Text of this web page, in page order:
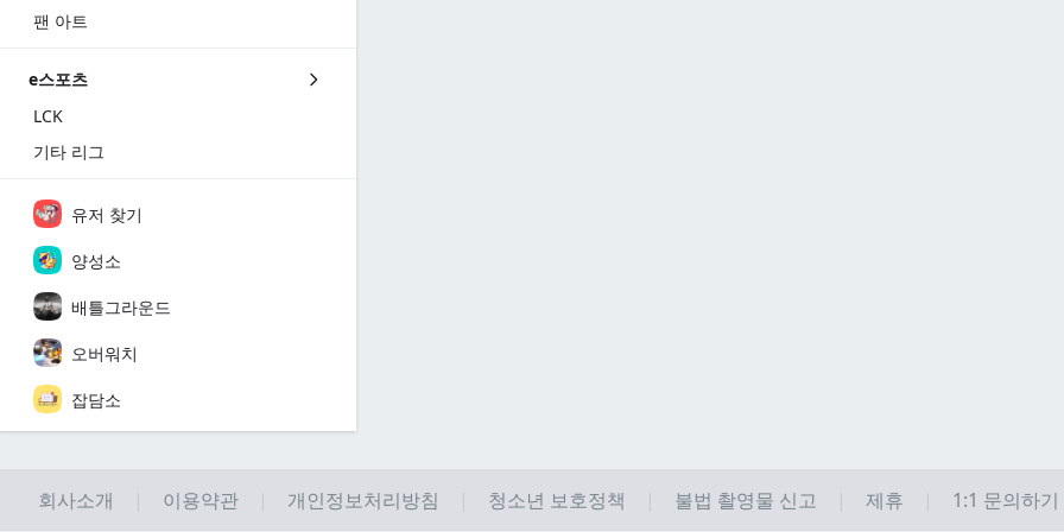
팬 아트
e스포츠
LCK
기타 리그
유저 찾기
양성소
배틀그라운드
오버워치
잡담소
회사소개 이용약관 개인정보처리방침 청소년 보호정책 불법 촬영물 신고 제휴 1:1 문의하기